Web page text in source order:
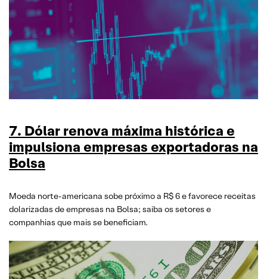
7. Dólar renova máxima histórica e
impulsiona empresas exportadoras na
Bolsa
Moeda norte-americana sobe próximo a R$ 6 e favorece receitas
dolarizadas de empresas na Bolsa; saiba os setores e
companhias que mais se beneficiam.